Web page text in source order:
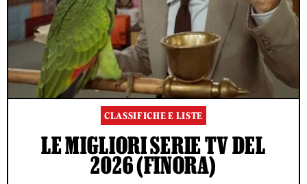
CLASSIFICHE E LISTE
LE MIGLIORI SERIE TV DEL
2026 (FINORA)